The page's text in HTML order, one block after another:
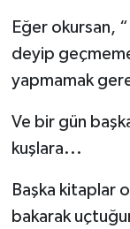
Eğer okursan,
deyip
yapmamak
Ve bir gün
kuşlara...
Başka kitaplar
bakarak